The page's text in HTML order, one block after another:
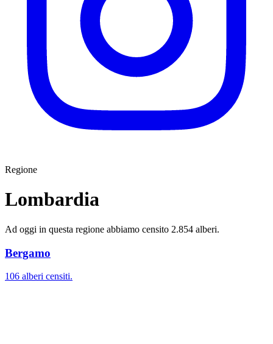
Regione
Lombardia
Ad oggi in questa regione abbiamo censito 2.854 alberi.
Bergamo
106 alberi censiti.